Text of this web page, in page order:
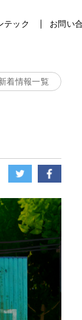
テック お問い
着情報一覧